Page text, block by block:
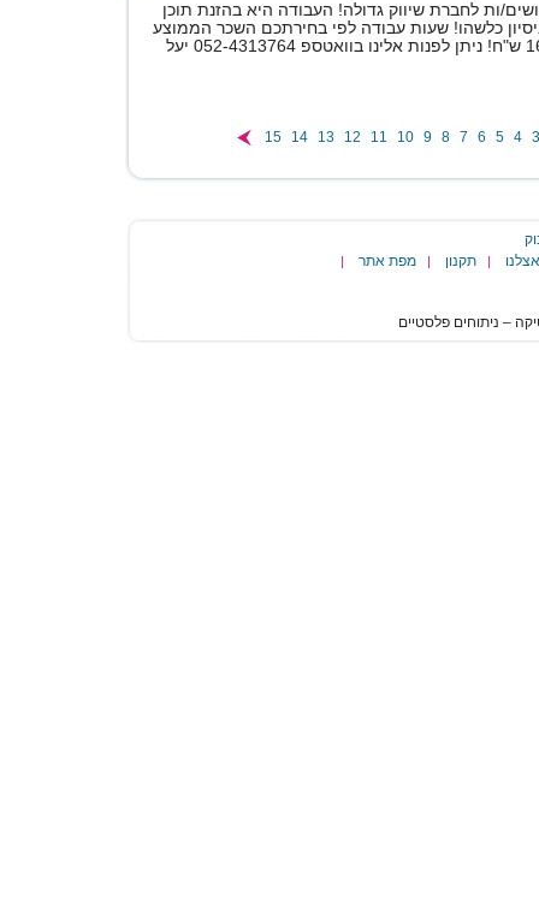
ות לחברת שיווק גדולה! העבודה היא בהזנת תוכן
כלשהו! שעות עבודה לפי בחירתכם השכר הממוצע
3
4
5
6
7
8
9
10
11
12
13
14
15
| תקנון | מפת אתר |